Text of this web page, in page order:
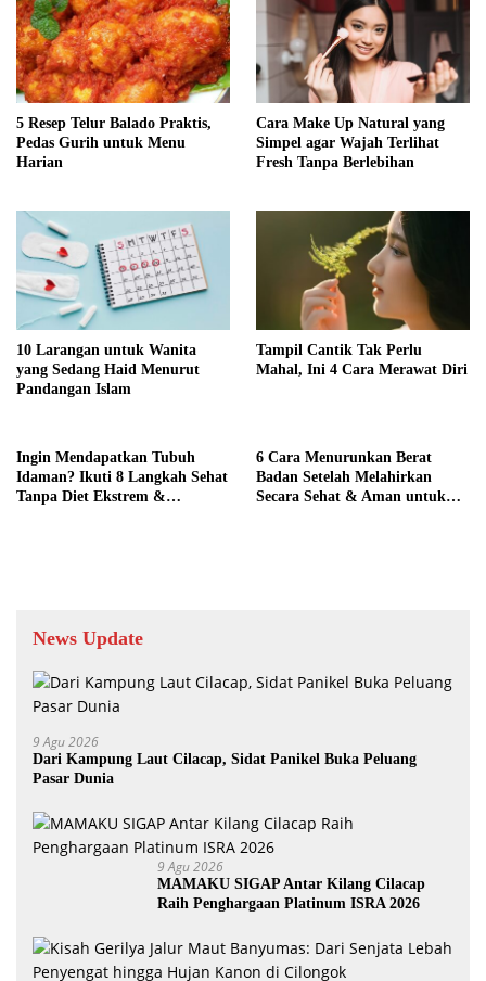
5 Resep Telur Balado Praktis,
Pedas Gurih untuk Menu
Harian
Cara Make Up Natural yang
Simpel agar Wajah Terlihat
Fresh Tanpa Berlebihan
10 Larangan untuk Wanita
yang Sedang Haid Menurut
Pandangan Islam
Tampil Cantik Tak Perlu
Mahal, Ini 4 Cara Merawat Diri
Ingin Mendapatkan Tubuh
Idaman? Ikuti 8 Langkah Sehat
Tanpa Diet Ekstrem &
6 Cara Menurunkan Berat
Badan Setelah Melahirkan
Secara Sehat & Aman untuk
News Update
9 Agu 2026
Dari Kampung Laut Cilacap, Sidat Panikel Buka Peluang
Pasar Dunia
9 Agu 2026
MAMAKU SIGAP Antar Kilang Cilacap
Raih Penghargaan Platinum ISRA 2026